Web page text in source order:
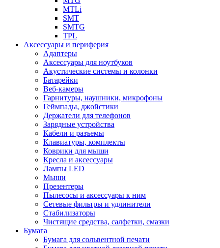
MTLi
SMT
SMTG
TPL
Аксессуары и периферия
Адаптеры
Аксессуары для ноутбуков
Акустические системы и колонки
Батарейки
Веб-камеры
Гарнитуры, наушники, микрофоны
Геймпады, джойстики
Держатели для телефонов
Зарядные устройства
Кабели и разъемы
Клавиатуры, комплекты
Коврики для мыши
Кресла и аксессуары
Лампы LED
Мыши
Презентеры
Пылесосы и аксессуары к ним
Сетевые фильтры и удлинители
Стабилизаторы
Чистящие средства, салфетки, смазки
Бумага
Бумага для сольвентной печати